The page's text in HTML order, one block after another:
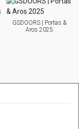
GSDOORS | Portas &
Aros 2025